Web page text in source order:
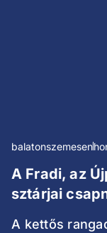
balatonszemesen
A Fradi, az
sztárjai
A kettős